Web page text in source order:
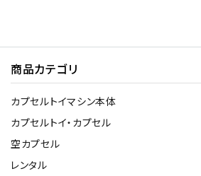
商品カテゴリ
カプセルトイマシン本体
カプセルトイ・カプセル
空カプセル
レンタル